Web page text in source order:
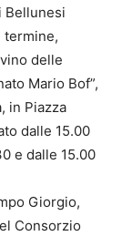
Bellunesi
termine,
delle
Mario Bof”,
in Piazza
dalle 15.00
e dalle 15.00
Giorgio,
Consorzio